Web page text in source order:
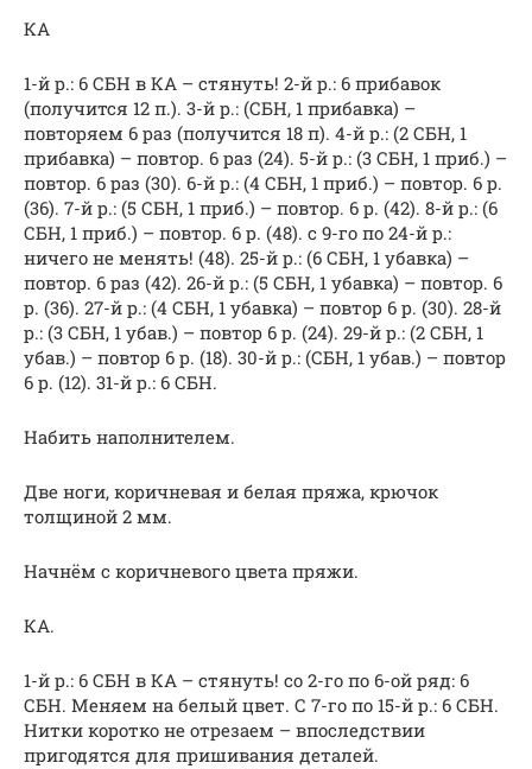
КА
1-й р.: 6 СБН в КА – стянуть! 2-й р.: 6 прибавок
(получится 12 п.). 3-й р.: (СБН, 1 прибавка) –
повторяем 6 раз (получится 18 п). 4-й р.: (2 СБН, 1
прибавка) – повтор. 6 раз (24). 5-й р.: (3 СБН, 1 приб.) –
повтор. 6 раз (30). 6-й р.: (4 СБН, 1 приб.) – повтор. 6 р.
(36). 7-й р.: (5 СБН, 1 приб.) – повтор. 6 р. (42). 8-й р.: (6
СБН, 1 приб.) – повтор. 6 р. (48). с 9-го по 24-й р.:
ничего не менять! (48). 25-й р.: (6 СБН, 1 убавка) –
повтор. 6 раз (42). 26-й р.: (5 СБН, 1 убавка) – повтор. 6
р. (36). 27-й р.: (4 СБН, 1 убавка) – повтор 6 р. (30). 28-й
р.: (3 СБН, 1 убав.) – повтор 6 р. (24). 29-й р.: (2 СБН, 1
убав.) – повтор 6 р. (18). 30-й р.: (СБН, 1 убав.) – повтор
6 р. (12). 31-й р.: 6 СБН.
Набить наполнителем.
Две ноги, коричневая и белая пряжа, крючок
толщиной 2 мм.
Начнём с коричневого цвета пряжи.
КА.
1-й р.: 6 СБН в КА – стянуть! со 2-го по 6-ой ряд: 6
СБН. Меняем на белый цвет. С 7-го по 15-й р.: 6 СБН.
Нитки коротко не отрезаем – впоследствии
пригодятся для пришивания деталей.